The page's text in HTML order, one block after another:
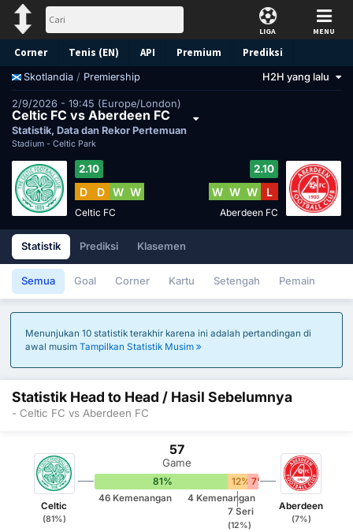
LIGA MENU
Corner Tenis (EN) API Premium Prediksi
Skotlandia / Premiership H2H yang lalu
2/9/2026 - 19:45 (Europe/London)
Celtic FC vs Aberdeen FC
Statistik, Data dan Rekor Pertemuan
Stadium - Celtic Park
2.10
D D W W
Celtic FC
2.10
W W W L
Aberdeen FC
Statistik Prediksi Klasemen
Semua Goal Corner Kartu Setengah Pemain
Menunjukan 10 statistik terakhir karena ini adalah pertandingan di
awal musim Tampilkan Statistik Musim
Statistik Head to Head / Hasil Sebelumnya
- Celtic FC vs Aberdeen FC
Celtic
(81%)
57
Game
81% 12% 7%
46 Kemenangan
7 Seri
(12%)
4 Kemenangan
Aberdeen
(7%)